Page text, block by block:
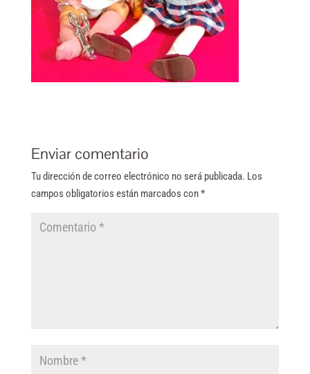
Enviar comentario
Tu dirección de correo electrónico no será publicada. Los
campos obligatorios están marcados con*